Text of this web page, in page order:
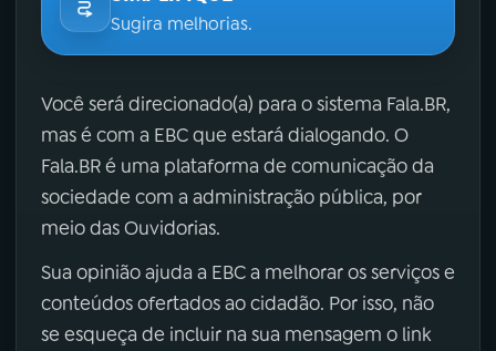
Sugira melhorias.
Você será direcionado(a) para o sistema Fala.BR,
mas é com a EBC que estará dialogando. O
Fala.BR é uma plataforma de comunicação da
sociedade com a administração pública, por
meio das Ouvidorias.
Sua opinião ajuda a EBC a melhorar os serviços e
conteúdos ofertados ao cidadão. Por isso, não
se esqueça de incluir na sua mensagem o link